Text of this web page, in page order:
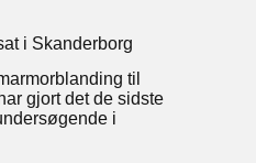
i Skanderborg
til
gjort det de sidste
i